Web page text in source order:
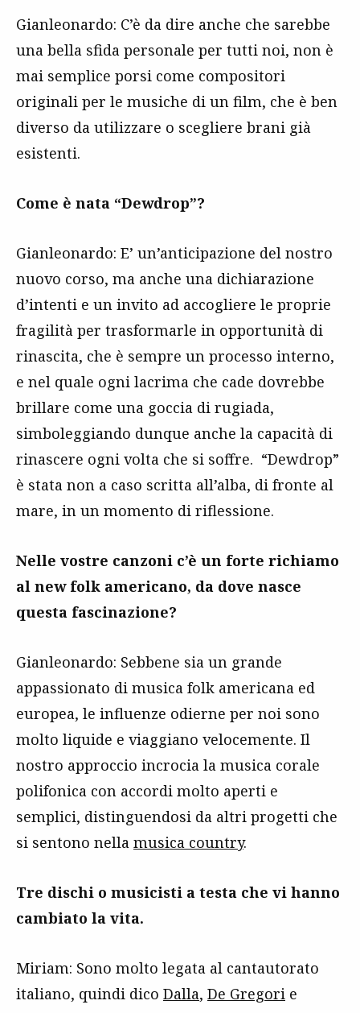
Gianleonardo: C’è da dire anche che sarebbe
una bella sfida personale per tutti noi, non è
mai semplice porsi come compositori
originali per le musiche di un film, che è ben
diverso da utilizzare o scegliere brani già
esistenti.
Come è nata “Dewdrop”?
Gianleonardo: E’ un’anticipazione del nostro
nuovo corso, ma anche una dichiarazione
d’intenti e un invito ad accogliere le proprie
fragilità per trasformarle in opportunità di
rinascita, che è sempre un processo interno,
e nel quale ogni lacrima che cade dovrebbe
brillare come una goccia di rugiada,
simboleggiando dunque anche la capacità di
rinascere ogni volta che si soffre. “Dewdrop”
è stata non a caso scritta all’alba, di fronte al
mare, in un momento di riflessione.
Nelle vostre canzoni c’è un forte richiamo
al new folk americano, da dove nasce
questa fascinazione?
Gianleonardo: Sebbene sia un grande
appassionato di musica folk americana ed
europea, le influenze odierne per noi sono
molto liquide e viaggiano velocemente. Il
nostro approccio incrocia la musica corale
polifonica con accordi molto aperti e
semplici, distinguendosi da altri progetti che
si sentono nella musica country.
Tre dischi o musicisti a testa che vi hanno
cambiato la vita.
Miriam: Sono molto legata al cantautorato
italiano, quindi dico Dalla, De Gregori e